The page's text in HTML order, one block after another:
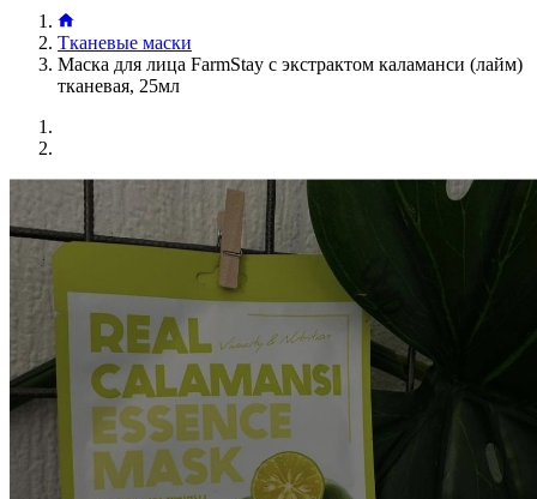
Тканевые маски
Маска для лица FarmStay с экстрактом каламанси (лайм)
тканевая, 25мл